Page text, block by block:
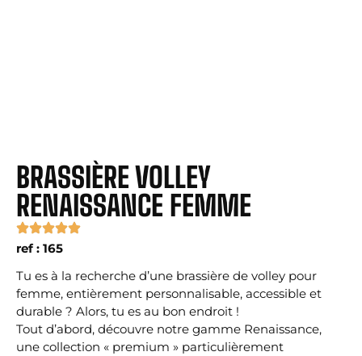
BRASSIÈRE VOLLEY
RENAISSANCE FEMME
ref : 165
Tu es à la recherche d’une brassière de volley pour
femme, entièrement personnalisable, accessible et
durable ? Alors, tu es au bon endroit !
Tout d’abord, découvre notre gamme Renaissance,
une collection « premium » particulièrement